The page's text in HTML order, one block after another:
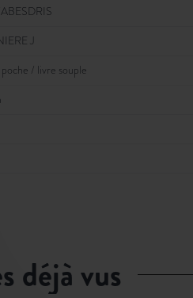
J
/ livre souple
déjà vus